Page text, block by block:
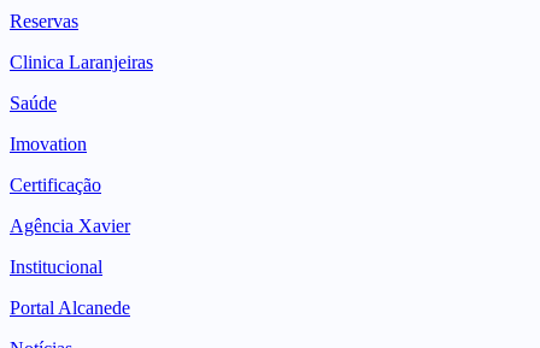
Reservas
Clinica Laranjeiras
Saúde
Imovation
Certificação
Agência Xavier
Institucional
Portal Alcanede